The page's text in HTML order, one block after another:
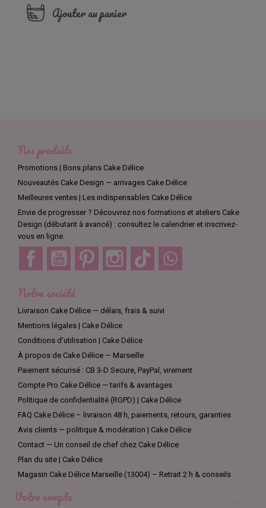
Ajouter au panier
Nos produits
Promotions | Bons plans Cake Délice
Nouveautés Cake Design — arrivages Cake Délice
Meilleures ventes | Les indispensables Cake Délice
Envie de progresser ? Découvrez nos formations et ateliers Cake
Design (débutant à avancé) : consultez le calendrier et inscrivez-
vous en ligne.
Facebook YouTube Pinterest Instagram TikTok
Notre société
Livraison Cake Délice — délais, frais & suivi
Mentions légales | Cake Délice
Conditions d’utilisation | Cake Délice
À propos de Cake Délice — Marseille
Paiement sécurisé : CB 3-D Secure, PayPal, virement
Compte Pro Cake Délice — tarifs & avantages
Politique de confidentialité (RGPD) | Cake Délice
FAQ Cake Délice – livraison 48 h, paiements, retours, garanties
Avis clients — politique & modération | Cake Délice
Contact — Un conseil de chef chez Cake Délice
Plan du site | Cake Délice
Magasin Cake Délice Marseille (13004) – Retrait 2 h & conseils
Votre compte